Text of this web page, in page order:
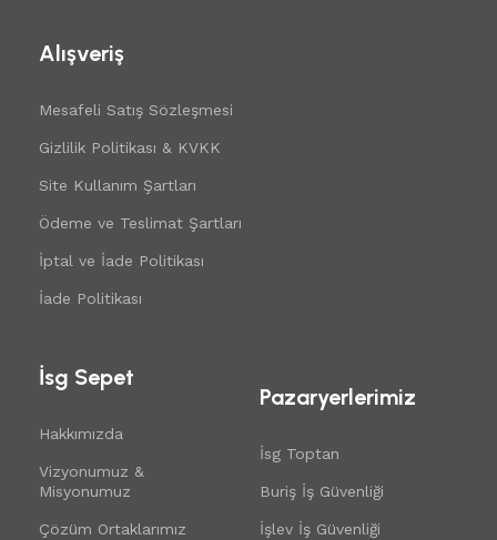
Alışveriş
Mesafeli Satış Sözleşmesi
Gizlilik Politikası & KVKK
Site Kullanım Şartları
Ödeme ve Teslimat Şartları
İptal ve İade Politikası
İade Politikası
İsg Sepet
Hakkımızda
Vizyonumuz &
Misyonumuz
Çözüm Ortaklarımız
Pazaryerlerimiz
İsg Toptan
Buriş İş Güvenliği
İşlev İş Güvenliği